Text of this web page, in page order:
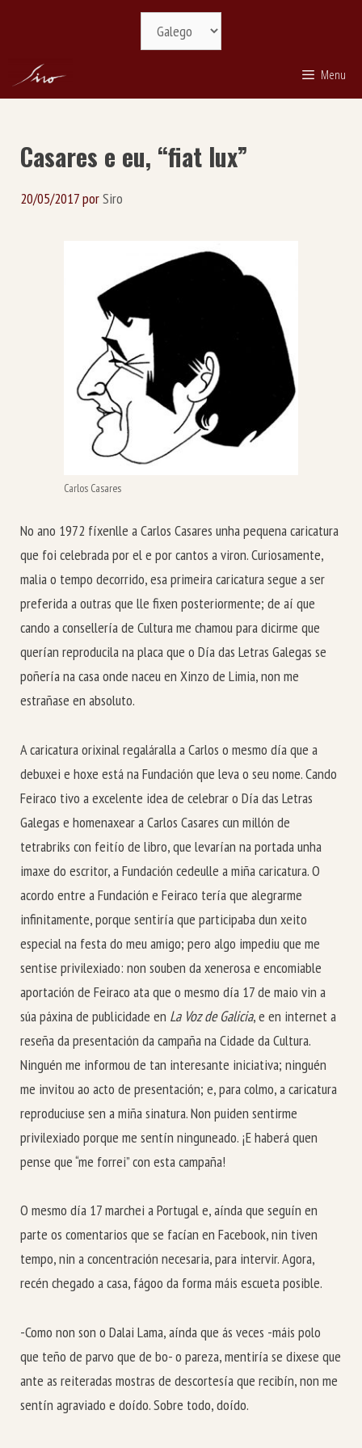
Menu
Casares e eu, “fiat lux”
20/05/2017porSiro
Carlos Casares
No ano 1972 fíxenlle a Carlos Casares unha pequena caricatura
que foi celebrada por el e por cantos a viron. Curiosamente,
malia o tempo decorrido, esa primeira caricatura segue a ser
preferida a outras que lle fixen posteriormente; de aí que
cando a consellería de Cultura me chamou para dicirme que
querían reproducila na placa que o Día das Letras Galegas se
poñería na casa onde naceu en Xinzo de Limia, non me
estrañase en absoluto.
A caricatura orixinal regaláralla a Carlos o mesmo día que a
debuxei e hoxe está na Fundación que leva o seu nome. Cando
Feiraco tivo a excelente idea de celebrar o Día das Letras
Galegas e homenaxear a Carlos Casares cun millón de
tetrabriks con feitío de libro, que levarían na portada unha
imaxe do escritor, a Fundación cedeulle a miña caricatura. O
acordo entre a Fundación e Feiraco tería que alegrarme
infinitamente, porque sentiría que participaba dun xeito
especial na festa do meu amigo; pero algo impediu que me
sentise privilexiado: non souben da xenerosa e encomiable
aportación de Feiraco ata que o mesmo día 17 de maio vin a
súa páxina de publicidade en La Voz de Galicia, e en internet a
reseña da presentación da campaña na Cidade da Cultura.
Ninguén me informou de tan interesante iniciativa; ninguén
me invitou ao acto de presentación; e, para colmo, a caricatura
reproduciuse sen a miña sinatura. Non puiden sentirme
privilexiado porque me sentín ninguneado. ¡E haberá quen
pense que “me forrei” con esta campaña!
O mesmo día 17 marchei a Portugal e, aínda que seguín en
parte os comentarios que se facían en Facebook, nin tiven
tempo, nin a concentración necesaria, para intervir. Agora,
recén chegado a casa, fágoo da forma máis escueta posible.
-Como non son o Dalai Lama, aínda que ás veces -máis polo
que teño de parvo que de bo- o pareza, mentiría se dixese que
ante as reiteradas mostras de descortesía que recibín, non me
sentín agraviado e doído. Sobre todo, doído.